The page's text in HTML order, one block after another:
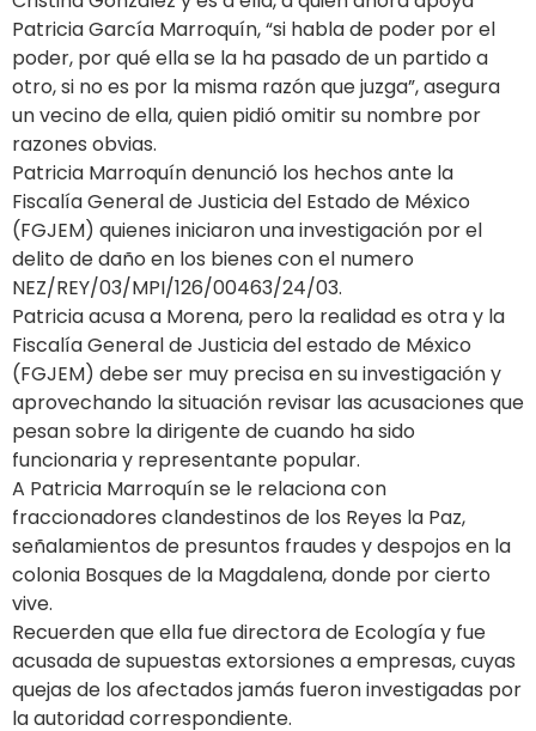
Patricia García Marroquín, “si habla de poder por el
poder, por qué ella se la ha pasado de un partido a
otro, si no es por la misma razón que juzga”, asegura
un vecino de ella, quien pidió omitir su nombre por
razones obvias.
Patricia Marroquín denunció los hechos ante la
Fiscalía General de Justicia del Estado de México
(FGJEM) quienes iniciaron una investigación por el
delito de daño en los bienes con el numero
NEZ/REY/03/MPI/126/00463/24/03.
Patricia acusa a Morena, pero la realidad es otra y la
Fiscalía General de Justicia del estado de México
(FGJEM) debe ser muy precisa en su investigación y
aprovechando la situación revisar las acusaciones que
pesan sobre la dirigente de cuando ha sido
funcionaria y representante popular.
A Patricia Marroquín se le relaciona con
fraccionadores clandestinos de los Reyes la Paz,
señalamientos de presuntos fraudes y despojos en la
colonia Bosques de la Magdalena, donde por cierto
vive.
Recuerden que ella fue directora de Ecología y fue
acusada de supuestas extorsiones a empresas, cuyas
quejas de los afectados jamás fueron investigadas por
la autoridad correspondiente.